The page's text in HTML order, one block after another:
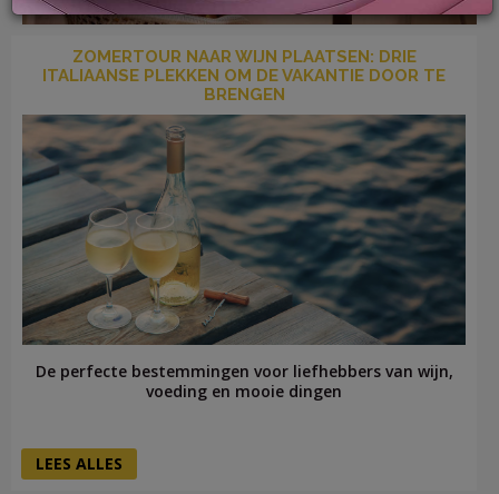
IN
ZOMERTOUR NAAR WIJN PLAATSEN: DRIE
ITALIAANSE PLEKKEN OM DE VAKANTIE DOOR TE
BRENGEN
De perfecte bestemmingen voor liefhebbers van wijn,
voeding en mooie dingen
LEES ALLES